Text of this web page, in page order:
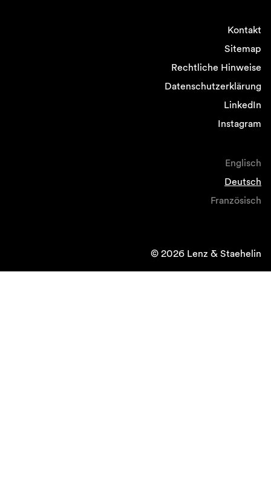
Kontakt
Sitemap
Rechtliche Hinweise
Datenschutzerklärung
LinkedIn
Instagram
Englisch
Deutsch
Französisch
© 2026 Lenz & Staehelin